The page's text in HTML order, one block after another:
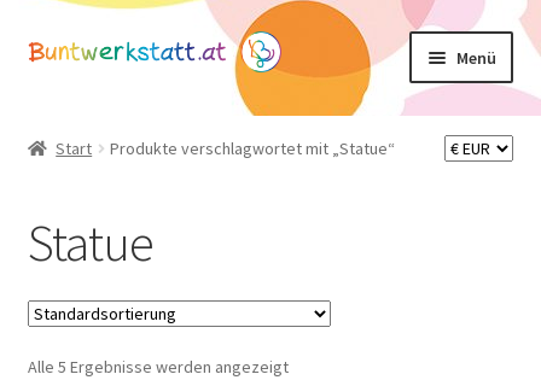
Zur
Zum
Menü
öffnen
Warenkorb
Basteltipps
Start Produkte verschlagwortet mit „Statue“
Statue
Alle 5 Ergebnisse werden angezeigt